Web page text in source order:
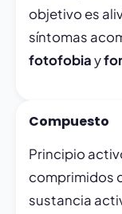
objetivo es
síntomas
fotofobiay
Compuesto
Principio
comprimidos
sustancia